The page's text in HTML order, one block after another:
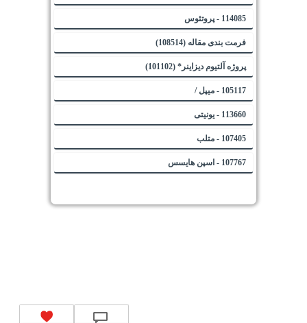
114085 - پروتئوس
فرمت بندی مقاله (108514)
پروژه آلتیوم دیزاینر* (101102)
105117 - میپل /
113660 - یونیتی
107405 - متلب
107767 - اسپن هایسس